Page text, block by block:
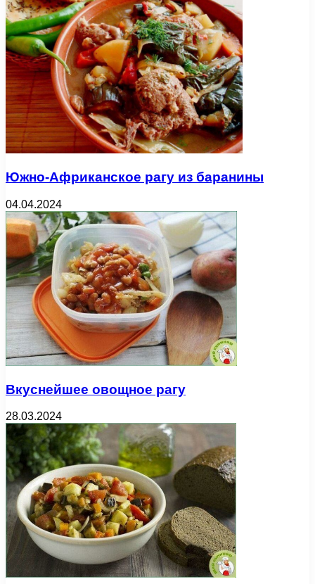
Южно-Африканское рагу из баранины
04.04.2024
Вкуснейшее овощное рагу
28.03.2024